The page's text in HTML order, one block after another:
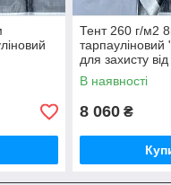
Тент 260 г/м2
тарпауліновий
для захисту
В наявності
8 060 ₴